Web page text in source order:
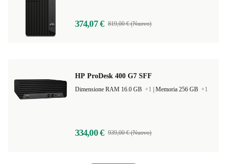
374,07 € 819,00 € (Nuovo)
HP ProDesk 400 G7 SFF
Dimensione RAM 16.0 GB +1 Memoria 256 GB +1
334,00 € 939,00 € (Nuovo)